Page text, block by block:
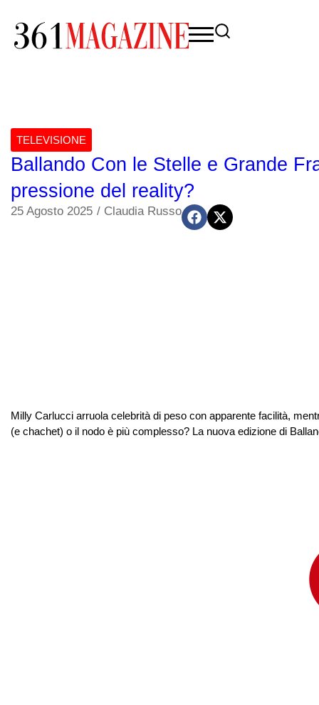
TELEVISIONE
Ballando Con le Stelle e Grande
pressione del reality?
25 Agosto 2025 / Claudia Russo
Milly Carlucci arruola celebrità di peso con apparente facilità,
(e chachet) o il nodo è più complesso? La nuova edizione di